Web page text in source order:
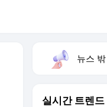
뉴스 밖
실시간 트렌드